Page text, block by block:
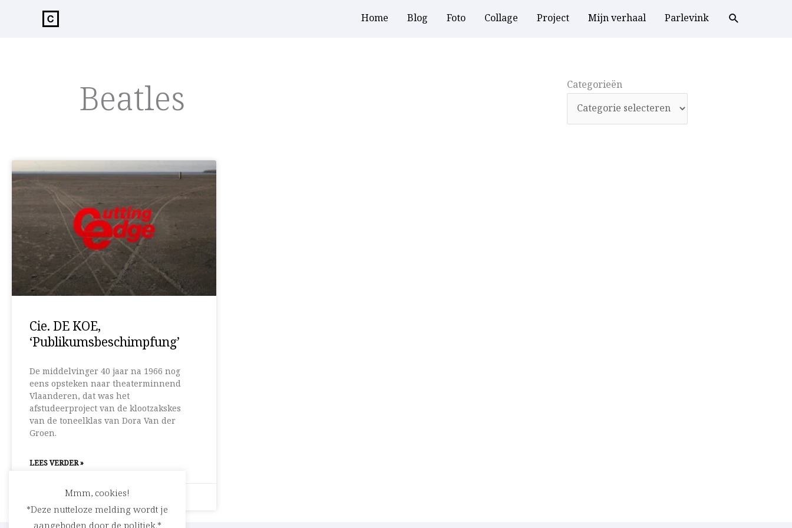
Home Blog Foto Collage Project Mijn verhaal Parlevink
Beatles Categorieën
Categorieën
Cie. DE KOE,
‘Publikumsbeschimpfung’
De middelvinger 40 jaar na 1966 nog
eens opsteken naar theaterminnend
Vlaanderen, dat was het
afstudeerproject van de klootzakskes
van de toneelklas van Dora Van der
Groen.
LEES VERDER »
23 december 2007 Geen reacties
Mmm, cookies!
*Deze nutteloze melding wordt je